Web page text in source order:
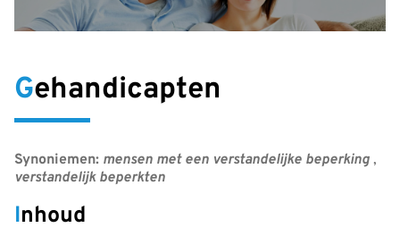
Gehandicapten
Synoniemen: mensen met een verstandelijke beperking ,
verstandelijk beperkten
Inhoud